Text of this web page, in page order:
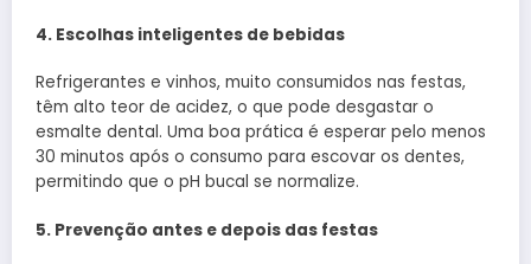
4. Escolhas inteligentes de bebidas
Refrigerantes e vinhos, muito consumidos nas festas,
têm alto teor de acidez, o que pode desgastar o
esmalte dental. Uma boa prática é esperar pelo menos
30 minutos após o consumo para escovar os dentes,
permitindo que o pH bucal se normalize.
5. Prevenção antes e depois das festas